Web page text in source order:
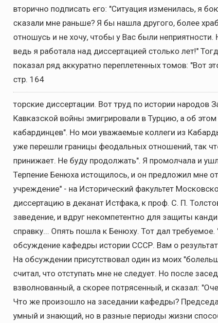
вторично подписать его: "Ситуация изменилась, я
сказали мне раньше? Я бы нашла другого, более
отношусь и не хочу, чтобы у Вас были
ведь я работала над диссертацией столько лет!"
показал ряд аккуратно переплетенных томов: "Вот
стр. 164
торские диссертации. Вот труд по истории народов
Кавказской войны эмигрировали в Турцию, а об
кабардинцев". Но мои уважаемые коллеги из
уже перешли границы феодальных отношений, так
принижает. Не буду продолжать". Я промолчала и
Терпение Бенюха истощилось, и он предложил мне
учреждение" - на Исторический факультет
диссертацию в деканат Истфака, к проф. С. П.
заведение, и вдруг некомпетентно для защиты
справку... Опять пошла к Бенюху. Тот дал
обсуждение кафедры истории СССР. Вам о
На обсуждении присутствовал один из моих
считал, что отступать мне не следует. Но после
взволнованный, а скорее потрясенный, и сказал:
Что же произошло на заседании кафедры?
умный и знающий, но в разные периоды жизни